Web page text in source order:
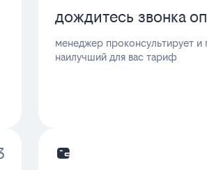
дождитесь звонка
менеджер проконсультирует
наилучший для вас тариф